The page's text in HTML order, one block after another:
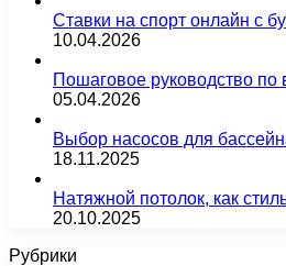
Ставки на спорт онлайн с
10.04.2026
Пошаговое руководство
05.04.2026
Выбор насосов для
18.11.2025
Натяжной потолок, как
20.10.2025
Рубрики